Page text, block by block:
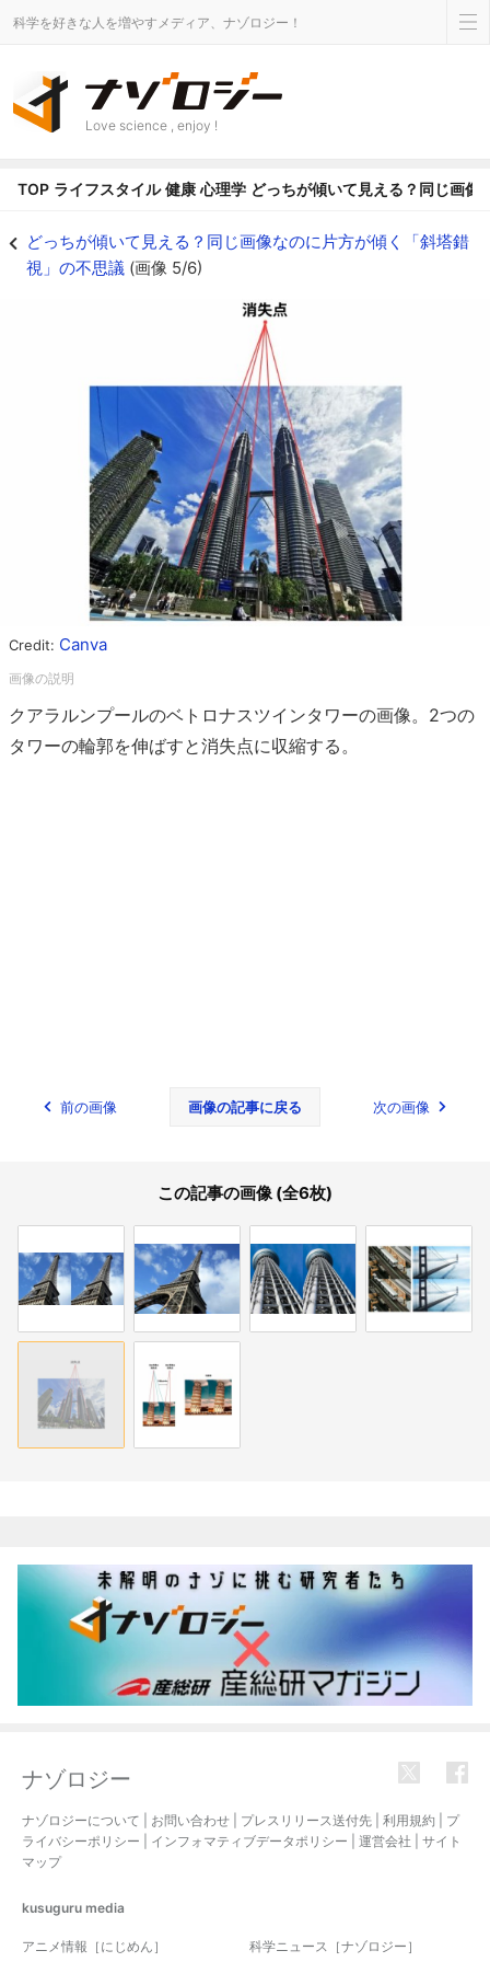
科学を好きな人を増やすメディア、ナゾロジー！
Love science , enjoy !
TOP ライフスタイル 健康 心理学 どっちが傾いて見える？同じ画像
どっちが傾いて見える？同じ画像なのに片方が傾く「斜塔錯
視」の不思議 (画像 5/6)
Credit: Canva
クアラルンプールのベトロナスツインタワーの画像。2つの
タワーの輪郭を伸ばすと消失点に収縮する。
前の画像 画像の記事に戻る 次の画像
この記事の画像 (全6枚)
ナゾロジー
ナゾロジーについて お問い合わせ プレスリリース送付先 利用規約
プ
ライバシーポリシー
インフォマティブデータポリシー 運営会社
サイト
マップ
kusuguru media
アニメ情報［にじめん］ 科学ニュース［ナゾロジー］